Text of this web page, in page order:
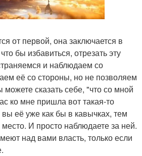
от первой, она заключается в
бы избавиться, отрезать эту
и наблюдаем со
её со стороны, но не позволяем
сказать себе, "что со мной
ко мне пришла вот такая-то
её уже как бы в кавычках, тем
И просто наблюдаете за ней.
над вами власть, только если